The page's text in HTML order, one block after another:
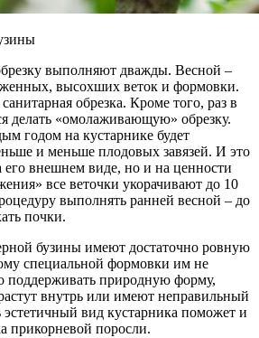
выполняют дважды. Весной –
высохших веток и формовки.
обрезка. Кроме того, раз в
делать «омолаживающую» обрезку.
годом на кустарнике будет
и меньше плодовых завязей. И это
его внешнем виде, но и на ценности
все веточки укорачивают до 10
выполнять ранней весной – до
почки.
бузины имеют достаточно ровную
специальной формовки им не
поддерживать природную форму,
внутрь или имеют неправильный
эстетичный вид кустарника поможет и
прикорневой поросли.